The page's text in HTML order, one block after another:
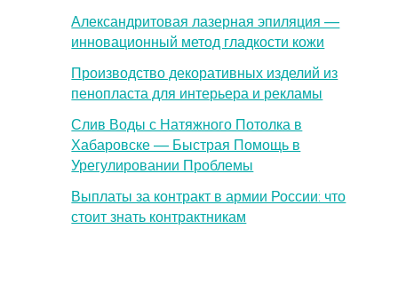
Александритовая лазерная эпиляция —
инновационный метод гладкости кожи
Производство декоративных изделий из
пенопласта для интерьера и рекламы
Слив Воды с Натяжного Потолка в
Хабаровске — Быстрая Помощь в
Урегулировании Проблемы
Выплаты за контракт в армии России: что
стоит знать контрактникам